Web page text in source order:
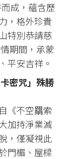
成，蘊含歷
，格外珍貴
特別恭請慈
期間，承蒙
平安吉祥。
密咒」殊勝
《不空羂索
加持淨業滅
，僅凝視此
門楣、屋樑